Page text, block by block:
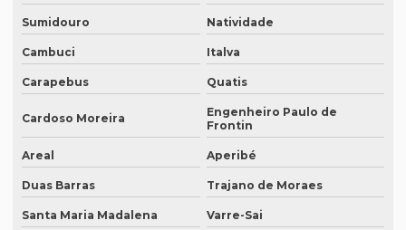
Empresa de tradução de artigos em porto alegre
Empresa de tradução de artigos em recife
Empresa de tradução de artigos em sp
Empresa de tradução brasil
Empresa de tradução de documentos
Sumidouro Natividade
Cambuci Italva
Carapebus Quatis
Cardoso Moreira
Engenheiro Paulo de
Frontin
Areal Aperibé
Duas Barras Trajano de Moraes
Santa Maria Madalena Varre-Sai